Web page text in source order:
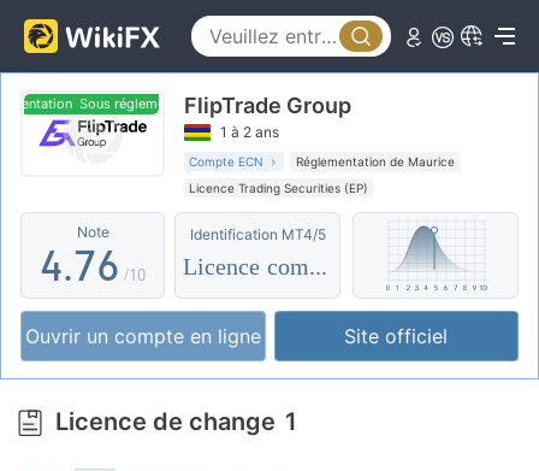
Sous réglementation FlipTrade Group
1 à 2 ans
Compte ECN
Réglementation de Maurice
Licence Trading Securities (EP)
Etiquette principale MT5
Courtiers Régionaux
Réglementation offshore
Note
0
1
3
4
5
6
7
.
2
3
4
6
7
8
9
1
2
3
5
6
7
8
9
/10
Identification MT4/5
Licence complète
Ouvrir un compte en ligne Site officiel
Licence de change 1